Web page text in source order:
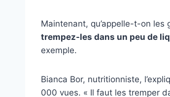
Maintenant, qu’appelle-t-on les
trempez-les dans un peu de
exemple.
Bianca Bor, nutritionniste,
000 vues. « Il faut les tremper